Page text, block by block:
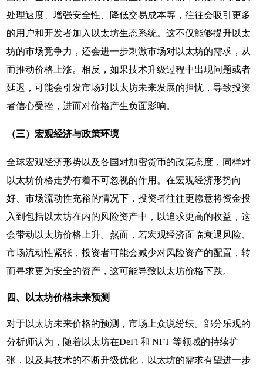
处理速度、增强安全性、降低交易成本等，往往会吸引更多
的用户和开发者加入以太坊生态系统。这不仅能够提升以太
坊的市场竞争力，还会进一步刺激市场对以太坊的需求，从
而推动价格上涨。相反，如果技术升级过程中出现问题或者
延迟，可能会引发市场对以太坊未来发展的担忧，导致投资
者信心受挫，进而对价格产生负面影响。
（三）宏观经济与政策环境
全球宏观经济形势以及各国对加密货币的政策态度，同样对
以太坊价格走势有着不可忽视的作用。在宏观经济形势向
好、市场流动性充裕的情况下，投资者往往更愿意将资金投
入到包括以太坊在内的风险资产中，以追求更高的收益，这
会带动以太坊价格上升。然而，若宏观经济面临衰退风险、
市场流动性紧张，投资者可能会减少对风险资产的配置，转
而寻求更为安全的资产，这可能导致以太坊价格下跌。
四、以太坊价格未来预测
对于以太坊未来价格的预测，市场上众说纷纭。部分乐观的
分析师认为，随着以太坊在DeFi 和 NFT 等领域的持续扩
张，以及其技术的不断升级优化，以太坊的需求有望进一步